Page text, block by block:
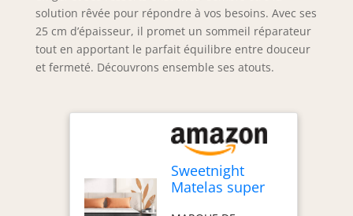
solution rêvée pour répondre à vos besoins. Avec ses
25 cm d’épaisseur, il promet un sommeil réparateur
tout en apportant le parfait équilibre entre douceur
et fermeté. Découvrons ensemble ses atouts.
Sweetnight
Matelas super